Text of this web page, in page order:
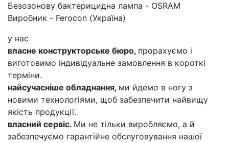
Безозонову бактерицидна лампа - OSRAM
Виробник - Ferocon (Україна)
у нас
власне конструкторське бюро, прорахуємо і
виготовимо індивідуальне замовлення в короткі
терміни.
найсучасніше обладнання, ми йдемо в ногу з
новими технологіями, щоб забезпечити найвищу
якість продукції.
власний сервіс. Ми не тільки виробляємо, а й
забезпечуємо гарантійне обслуговування нашої